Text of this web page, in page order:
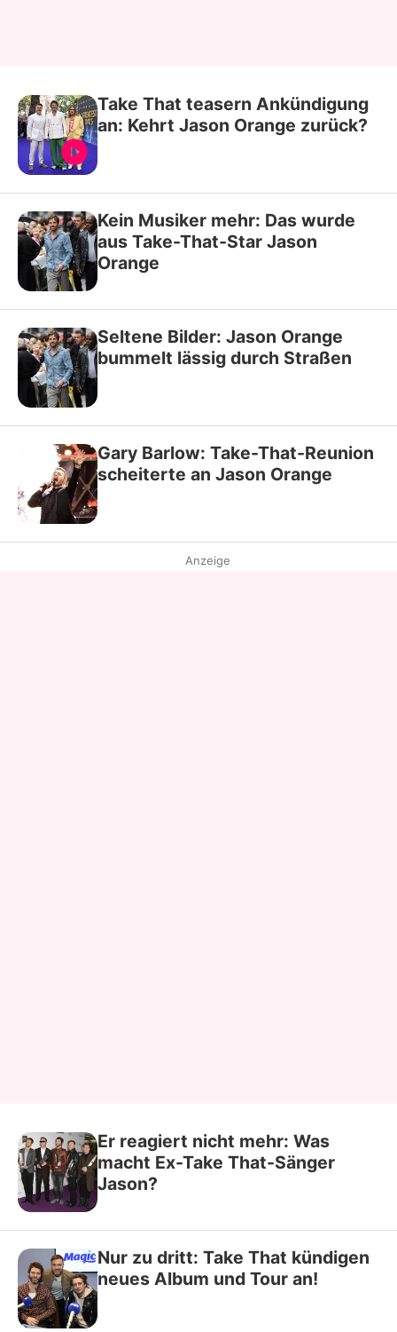
Take That teasern Ankündigung
an: Kehrt Jason Orange zurück?
Kein Musiker mehr: Das wurde
aus Take-That-Star Jason
Orange
Seltene Bilder: Jason Orange
bummelt lässig durch Straßen
Gary Barlow: Take-That-Reunion
scheiterte an Jason Orange
Anzeige
Er reagiert nicht mehr: Was
macht Ex-Take That-Sänger
Jason?
Nur zu dritt: Take That kündigen
neues Album und Tour an!